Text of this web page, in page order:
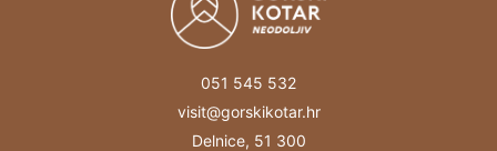
051 545 532
visit@gorskikotar.hr
Delnice, 51 300